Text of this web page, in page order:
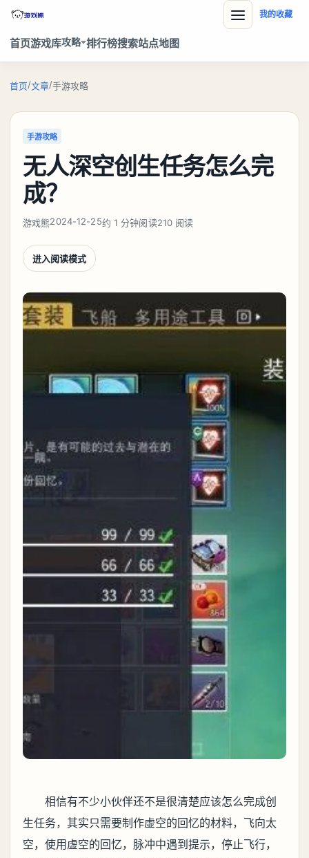
首页游戏库攻略 排行榜搜索站点地图
我的收藏
首页/文章/手游攻略
手游攻略
无人深空创生任务怎么完
成？
游戏熊2024-12-25约 1 分钟阅读210 阅读
进入阅读模式
相信有不少小伙伴还不是很清楚应该怎么完成创
生任务，其实只需要制作虚空的回忆的材料，飞向太
空，使用虚空的回忆，脉冲中遇到提示，停止飞行，